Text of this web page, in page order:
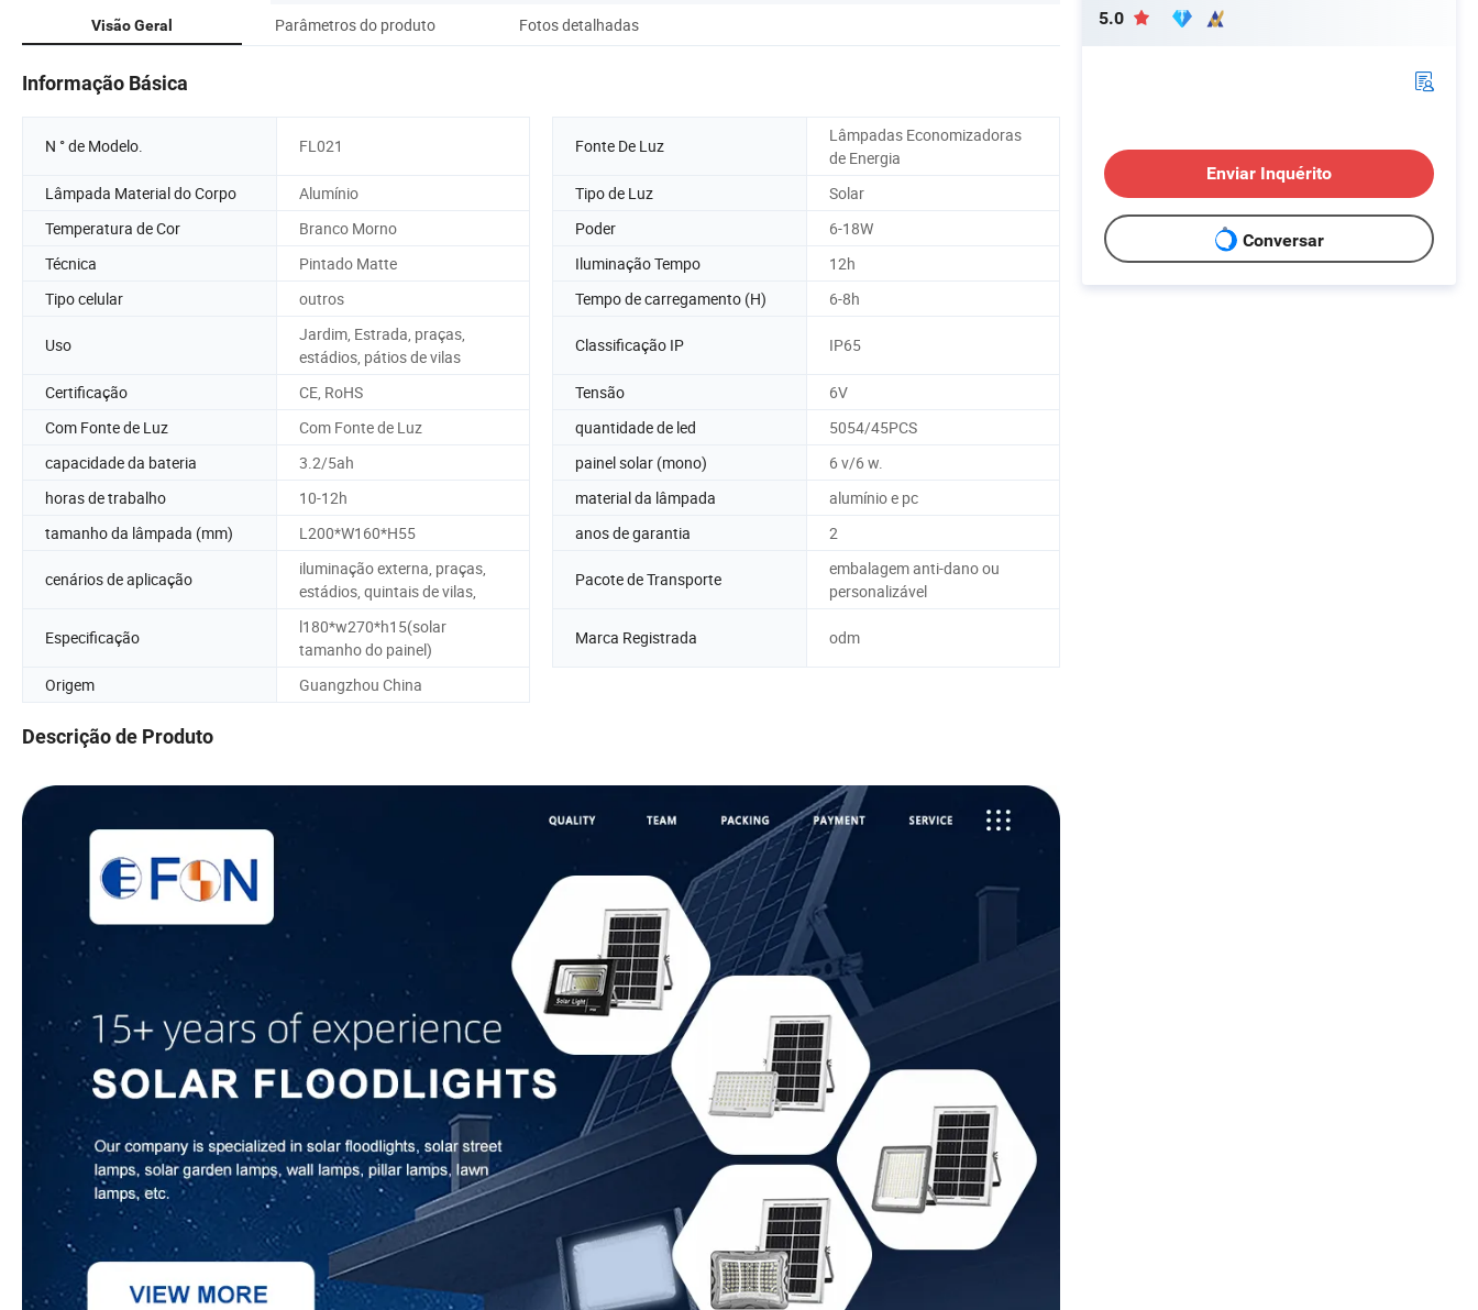
Visão Geral Parâmetros do produto Fotos detalhadas
Informação Básica
N ° de Modelo. FL021 Fonte De Luz
Lâmpadas Economizadoras
de Energia
Lâmpada Material do Corpo
Alumínio Tipo de Luz
Solar
Temperatura de Cor
Branco Morno Poder
6-18W
Técnica
Pintado Matte Iluminação Tempo
12h
Tipo celular
outros Tempo de carregamento (H) 6-8h
Uso
Jardim, Estrada, praças,
estádios, pátios de vilas
Classificação IP IP65
Certificação CE, RoHS Tensão
6V
Com Fonte de Luz
Com Fonte de Luz quantidade de led
5054/45PCS
capacidade da bateria
3.2/5ah painel solar (mono)
6 v/6 w.
horas de trabalho
10-12h material da lâmpada
alumínio e pc
tamanho da lâmpada (mm)
L200*W160*H55 anos de garantia 2
cenários de aplicação
iluminação externa, praças,
estádios, quintais de vilas,
Pacote de Transporte
embalagem anti-dano ou
personalizável
Especificação
l180*w270*h15(solar
tamanho do painel)
Marca Registrada odm
Origem Guangzhou China
Descrição de Produto
5.0
Enviar Inquérito
Conversar